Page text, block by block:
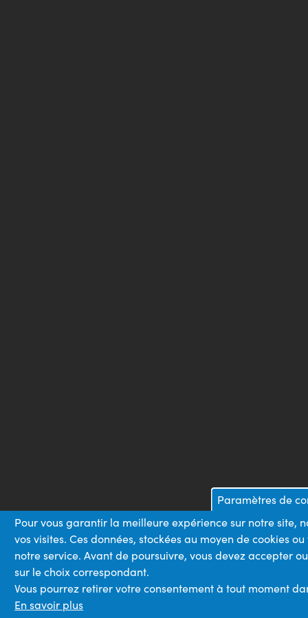
Paramètres de
Pour vous garantir la meilleure expérience sur notre site,
vos visites. Ces données, stockées au moyen de cookies
notre service. Avant de poursuivre, vous devez accepter
sur le choix correspondant.
Vous pourrez retirer votre consentement à tout moment
En savoir plus